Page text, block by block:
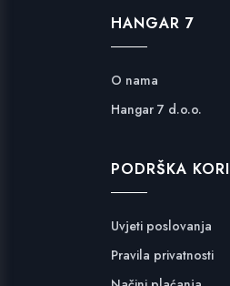
HANGAR 7
O nama
Hangar 7 d.o.o.
PODRŠKA
Uvjeti poslovanja
Pravila privatnosti